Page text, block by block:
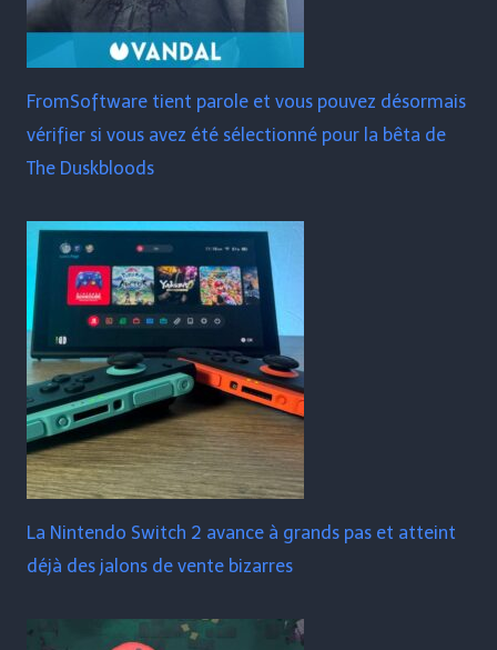
FromSoftware tient parole et vous pouvez désormais
vérifier si vous avez été sélectionné pour la bêta de
The Duskbloods
La Nintendo Switch 2 avance à grands pas et atteint
déjà des jalons de vente bizarres